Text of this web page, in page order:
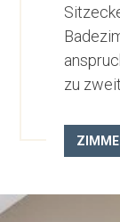
zu zweit.